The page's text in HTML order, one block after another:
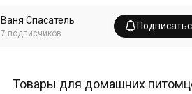
Ваня Спасатель
7 подписчиков
Товары для домашних